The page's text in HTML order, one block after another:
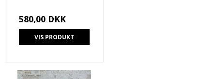
580,00 DKK
VIS PRODUKT